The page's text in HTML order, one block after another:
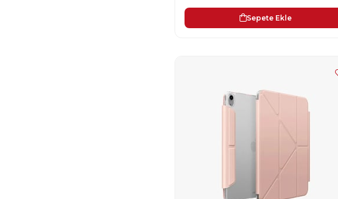
Sepete Ekle